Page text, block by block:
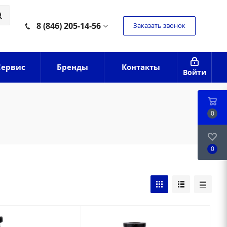
8 (846) 205-14-56 Заказать звонок
Войти
Бренды Контакты
0
0